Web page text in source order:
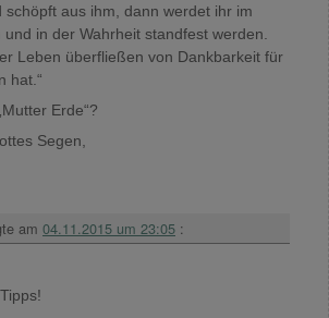
schöpft aus ihm, dann werdet ihr im
in der Wahrheit standfest werden.
Leben überfließen von Dankbarkeit für
hat.“
Erde“?
Segen,
am 04.11.2015 um 23:05 :